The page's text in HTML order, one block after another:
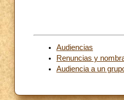
Audiencias
Renuncias y
Audiencia a un